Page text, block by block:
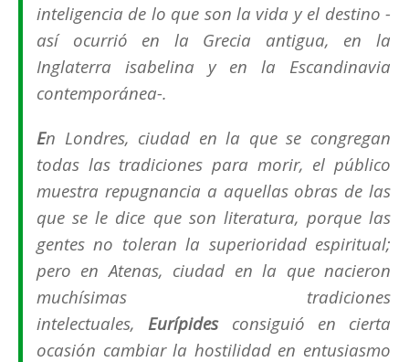
inteligencia de lo que son la vida y el destino -
así ocurrió en la Grecia antigua, en la
Inglaterra isabelina y en la Escandinavia
contemporánea-.
En Londres, ciudad en la que se congregan
todas las tradiciones para morir, el público
muestra repugnancia a aquellas obras de las
que se le dice que son literatura, porque las
gentes no toleran la superioridad espiritual;
pero en Atenas, ciudad en la que nacieron
muchísimas tradiciones
intelectuales, Eurípidesconsiguió en cierta
ocasión cambiar la hostilidad en entusiasmo